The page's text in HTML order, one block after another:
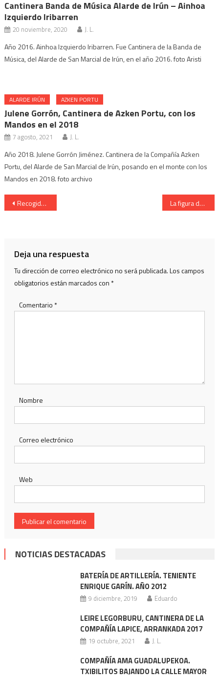
Cantinera Banda de Música Alarde de Irún – Ainhoa
Izquierdo Iribarren
20 noviembre, 2020 J. L.
Año 2016. Ainhoa Izquierdo Iribarren. Fue Cantinera de la Banda de
Música, del Alarde de San Marcial de Irún, en el año 2016. foto Aristi
ALARDE IRÚN AZKEN PORTU
Julene Gorrón, Cantinera de Azken Portu, con los
Mandos en el 2018
7 agosto, 2021 J. L.
Año 2018. Julene Gorrón Jiménez. Cantinera de la Compañía Azken
Portu, del Alarde de San Marcial de Irún, posando en el monte con los
Mandos en 2018. foto archivo
Navegación
Recogida de Banderines, munición y soldadas del Alarde de Irun La figura de la Cantinera de la Compañía Meaka del Alarde de Irun
Deja una respuesta
Tu dirección de correo electrónico no será publicada.Los campos
obligatorios están marcados con *
Comentario *
Nombre
Correo electrónico
Web
NOTICIAS DESTACADAS
BATERÍA DE ARTILLERÍA. TENIENTE
ENRIQUE GARÍN. AÑO 2012
9 diciembre, 2019 Eduardo
LEIRE LEGORBURU, CANTINERA DE LA
COMPAÑÍA LAPICE, ARRANKADA 2017
19 octubre, 2021 J. L.
COMPAÑÍA AMA GUADALUPEKOA.
TXIBILITOS BAJANDO LA CALLE MAYOR